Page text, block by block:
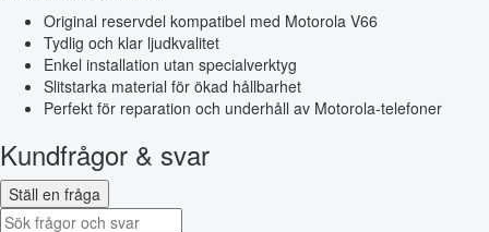
Original reservdel kompatibel med Motorola V66
Tydlig och klar ljudkvalitet
Enkel installation utan specialverktyg
Slitstarka material för ökad hållbarhet
Perfekt för reparation och underhåll av Motorola-telefoner
Kundfrågor & svar
Ställ en fråga